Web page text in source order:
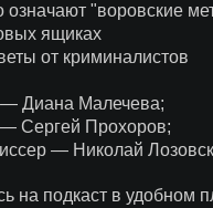
означают "воровские
ящиках
от криминалистов
— Диана Малечева;
Сергей Прохоров;
— Николай
на подкаст в удобном